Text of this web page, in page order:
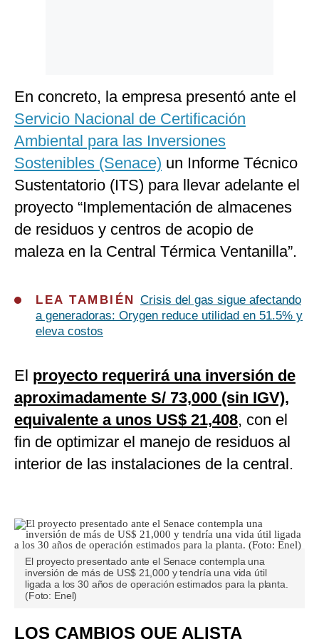
En concreto, la empresa presentó ante el
Servicio Nacional de Certificación
Ambiental para las Inversiones
Sostenibles (Senace) un Informe Técnico
Sustentatorio (ITS) para llevar adelante el
proyecto “Implementación de almacenes
de residuos y centros de acopio de
maleza en la Central Térmica Ventanilla”.
LEA TAMBIÉN Crisis del gas sigue afectando
a generadoras: Orygen reduce utilidad en 51.5% y
eleva costos
El proyecto requerirá una inversión de
aproximadamente S/ 73,000 (sin IGV),
equivalente a unos US$ 21,408, con el
fin de optimizar el manejo de residuos al
interior de las instalaciones de la central.
El proyecto presentado ante el Senace contempla una
inversión de más de US$ 21,000 y tendría una vida útil
ligada a los 30 años de operación estimados para la planta.
(Foto: Enel)
LOS CAMBIOS QUE ALISTA